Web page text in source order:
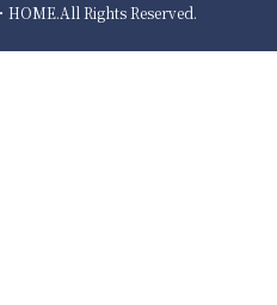
Rights Reserved.